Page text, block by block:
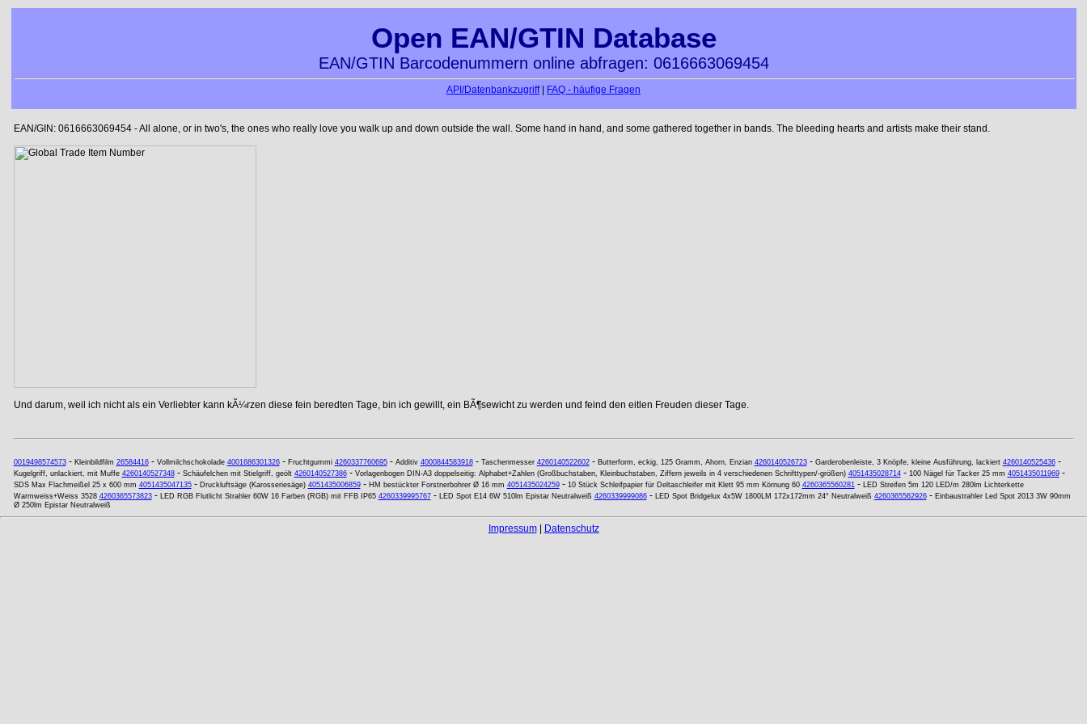
Open EAN/GTIN Database
EAN/GTIN Barcodenummern online abfragen: 0616663069454
API/Datenbankzugriff| FAQ - häufige Fragen
EAN/GIN: 0616663069454 - All alone, or in two's, the ones who really love you walk up and down outside the wall. Some hand in hand, and some gathered together in bands. The bleeding hearts and artists make their stand.
Und darum, weil ich nicht als ein Verliebter kann kÃ¼rzen diese fein beredten Tage, bin ich gewillt, ein BÃ¶sewicht zu werden und feind den eitlen Freuden dieser Tage.
0019498574573- Kleinbildfilm 26584416- Vollmilchschokolade 4001686301326- Fruchtgummi 4260337760695- Additiv 4000844583918- Taschenmesser 4260140522602- Butterform, eckig, 125 Gramm, Ahorn, Enzian 4260140526723- Garderobenleiste, 3 Knöpfe, kleine Ausführung, lackiert 4260140525436-
Kugelgriff, unlackiert, mit Muffe 4260140527348- Schäufelchen mit Stielgriff, geölt 4260140527386- Vorlagenbogen DIN-A3 doppelseitig: Alphabet+Zahlen (Großbuchstaben, Kleinbuchstaben, Ziffern jeweils in 4 verschiedenen Schrifttypen/-größen) 4051435028714- 100 Nägel für Tacker 25 mm 4051435011969-
SDS Max Flachmeißel 25 x 600 mm 4051435047135- Druckluftsäge (Karosseriesäge) 4051435006859- HM bestückter Forstnerbohrer Ø 16 mm 4051435024259- 10 Stück Schleifpapier für Deltaschleifer mit Klett 95 mm Körnung 60 4260365560281- LED Streifen 5m 120 LED/m 280lm Lichterkette
Warmweiss+Weiss 3528 4260365573823- LED RGB Flutlicht Strahler 60W 16 Farben (RGB) mit FFB IP65 4260339995767- LED Spot E14 6W 510lm Epistar Neutralweiß 4260339999086- LED Spot Bridgelux 4x5W 1800LM 172x172mm 24° Neutralweiß 4260365562926- Einbaustrahler Led Spot 2013 3W 90mm
Ø 250lm Epistar Neutralweiß
Impressum| Datenschutz